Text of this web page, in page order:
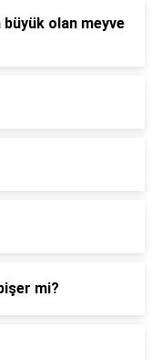
olan meyve
mi?